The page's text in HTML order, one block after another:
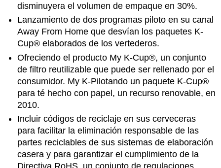
disminuyera el volumen de empaque en 30%.
Lanzamiento de dos programas piloto en su canal
Away From Home que desvían los paquetes K-
Cup® elaborados de los vertederos.
Ofreciendo el producto My K-Cup®, un conjunto
de filtro reutilizable que puede ser rellenado por el
consumidor. My K-Pilotando un paquete K-Cup®
para té hecho con papel, un recurso renovable, en
2010.
Incluir códigos de reciclaje en sus cerveceras
para facilitar la eliminación responsable de las
partes reciclables de sus sistemas de elaboración
casera y para garantizar el cumplimiento de la